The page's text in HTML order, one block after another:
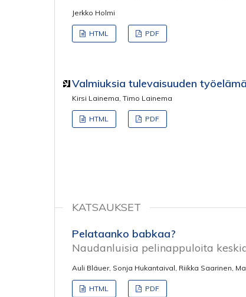
Jerkko Holmi
HTML PDF
Valmiuksia tulevaisuuden
Kirsi Lainema, Timo Lainema
HTML PDF
KATSAUKSET
Pelataanko babkaa?
Naudanluisia pelinappuloita
Auli Bläuer, Sonja Hukantaival, Riikka Saarinen,
HTML PDF